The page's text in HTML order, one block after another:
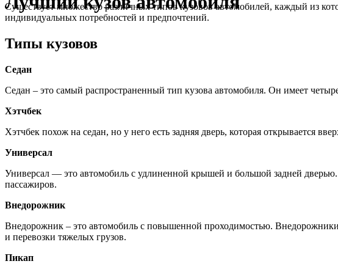
Существует множество различных типов кузовов автомобилей, каждый из
индивидуальных потребностей и предпочтений.
Типы кузовов
Седан
Седан ‒ это самый распространенный тип кузова автомобиля. Он имеет
Хэтчбек
Хэтчбек похож на седан, но у него есть задняя дверь, которая открывается
Универсал
Универсал ― это автомобиль с удлиненной крышей и большой задней
пассажиров.
Внедорожник
Внедорожник ‒ это автомобиль с повышенной проходимостью.
и перевозки тяжелых грузов.
Пикап